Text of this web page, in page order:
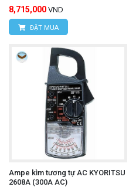
8,715,000 VND
ĐẶT MUA
Ampe kìm tương tự AC KYORITSU
2608A (300A AC)